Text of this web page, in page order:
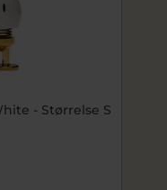
- Størrelse S